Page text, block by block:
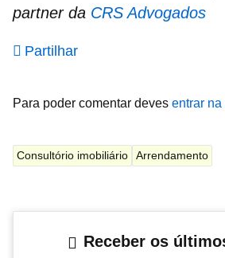
partner da CRS Advogados
Partilhar
Para poder comentar deves entrar na
Consultório imobiliário Arrendamento
Receber os